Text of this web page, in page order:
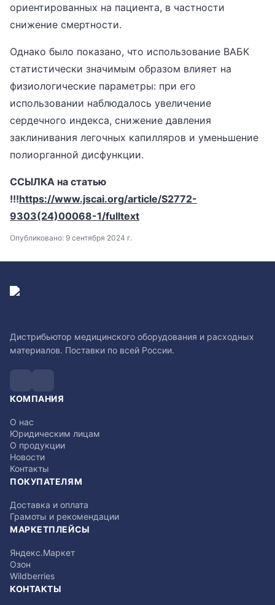
ориентированных на пациента, в частности
снижение смертности.
Однако было показано, что использование ВАБК
статистически значимым образом влияет на
физиологические параметры: при его
использовании наблюдалось увеличение
сердечного индекса, снижение давления
заклинивания легочных капилляров и уменьшение
полиорганной дисфункции.
ССЫЛКА на статью
!!!https://www.jscai.org/article/S2772-
9303(24)00068-1/fulltext
Опубликовано: 9 сентября 2024 г.
Дистрибьютор медицинского оборудования и расходных
материалов. Поставки по всей России.
КОМПАНИЯ
О нас
Юридическим лицам
О продукции
Новости
Контакты
ПОКУПАТЕЛЯМ
Доставка и оплата
Грамоты и рекомендации
МАРКЕТПЛЕЙСЫ
Яндекс.Маркет
Озон
Wildberries
КОНТАКТЫ